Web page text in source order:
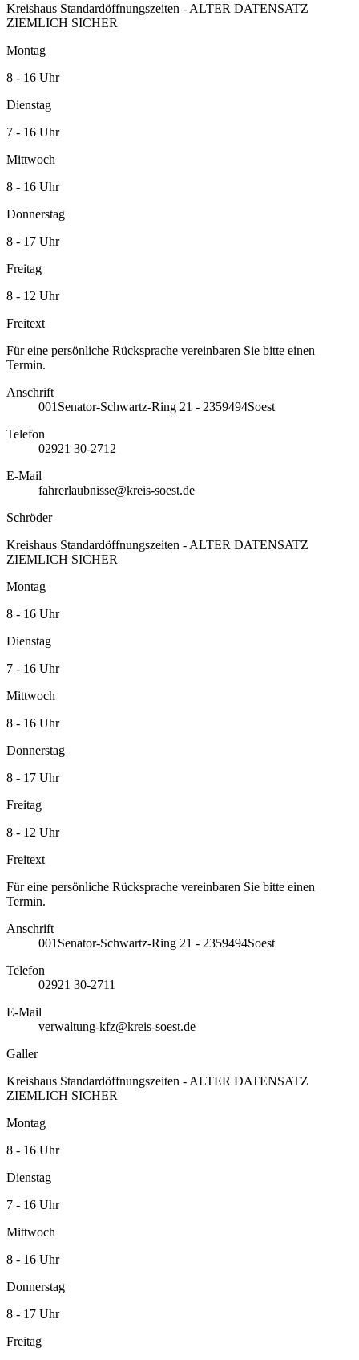
Kreishaus Standardöffnungszeiten - ALTER DATENSATZ
ZIEMLICH SICHER
Montag
8 - 16 Uhr
Dienstag
7 - 16 Uhr
Mittwoch
8 - 16 Uhr
Donnerstag
8 - 17 Uhr
Freitag
8 - 12 Uhr
Freitext
Für eine persönliche Rücksprache vereinbaren Sie bitte einen
Termin.
Anschrift
001 Senator-Schwartz-Ring 21 - 2359494Soest
Telefon
02921 30-2712
E-Mail
fahrerlaubnisse@kreis-soest.de
Schröder
Kreishaus Standardöffnungszeiten - ALTER DATENSATZ
ZIEMLICH SICHER
Montag
8 - 16 Uhr
Dienstag
7 - 16 Uhr
Mittwoch
8 - 16 Uhr
Donnerstag
8 - 17 Uhr
Freitag
8 - 12 Uhr
Freitext
Für eine persönliche Rücksprache vereinbaren Sie bitte einen
Termin.
Anschrift
001 Senator-Schwartz-Ring 21 - 2359494Soest
Telefon
02921 30-2711
E-Mail
verwaltung-kfz@kreis-soest.de
Galler
Kreishaus Standardöffnungszeiten - ALTER DATENSATZ
ZIEMLICH SICHER
Montag
8 - 16 Uhr
Dienstag
7 - 16 Uhr
Mittwoch
8 - 16 Uhr
Donnerstag
8 - 17 Uhr
Freitag